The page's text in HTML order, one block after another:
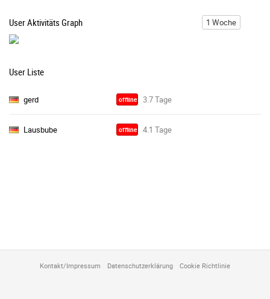
1 Woche
User Aktivitäts Graph
User Liste
gerd offline
Lausbube offline
Kontakt/Impressum Datenschutzerklärung Cookie Richtlinie